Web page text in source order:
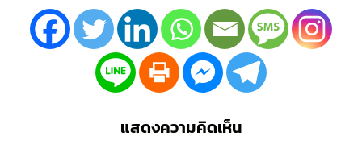
แสดงความคิดเห็น